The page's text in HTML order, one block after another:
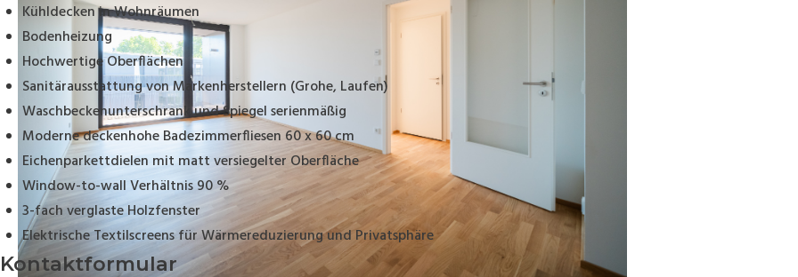
Kühldecken in Wohnräumen
Bodenheizung
Hochwertige Oberflächen
Sanitärausstattung von Markenherstellern (Grohe, Laufen)
Waschbeckenunterschrank und Spiegel serienmäßig
Moderne deckenhohe Badezimmerfliesen 60 x 60 cm
Eichenparkettdielen mit matt versiegelter Oberfläche
Window-to-wall Verhältnis 90 %
3-fach verglaste Holzfenster
Elektrische Textilscreens für Wärmereduzierung und Privatsphäre
Kontaktformular